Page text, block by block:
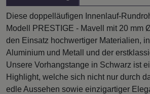
Diese doppelläufigen Innenlauf-
Modell PRESTIGE - Mavell mit 20 mm
den Einsatz hochwertiger Materialien, in
Aluminium und Metall und der
Unsere Vorhangstange in Schwarz ist
Highlight, welche sich nicht nur durch
edle Aussehen sowie einzigartiger